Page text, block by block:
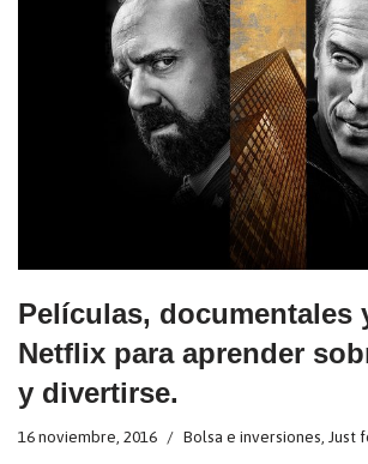
Películas, documentales
Netflix para aprender
y divertirse.
16 noviembre, 2016 Bolsa e inversiones Just